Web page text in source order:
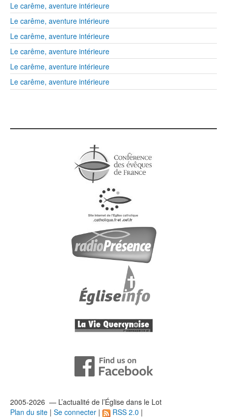
Le carême, aventure intérieure
Le carême, aventure intérieure
Le carême, aventure intérieure
Le carême, aventure intérieure
Le carême, aventure intérieure
Le carême, aventure intérieure
2005-2026 — L’actualité de l’Église dans le Lot
Plan du site | Se connecter | RSS 2.0 |